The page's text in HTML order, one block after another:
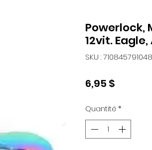
Powerlock,
12vit.
SKU : 710845791048
6,95 $
Quantité*